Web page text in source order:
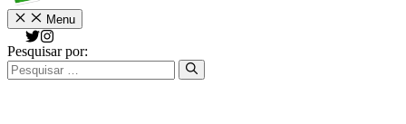
Menu
Pesquisar por: